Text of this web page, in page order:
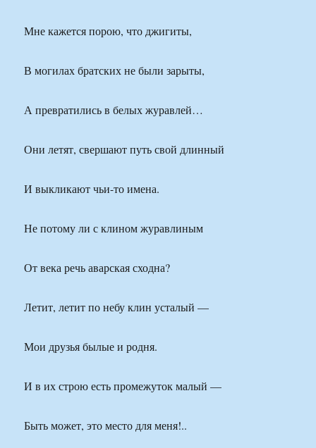
Мне кажется порою, что джигиты,
В могилах братских не были зарыты,
А превратились в белых журавлей…
Они летят, свершают путь свой длинный
И выкликают чьи-то имена.
Не потому ли с клином журавлиным
От века речь аварская сходна?
Летит, летит по небу клин усталый —
Мои друзья былые и родня.
И в их строю есть промежуток малый —
Быть может, это место для меня!..